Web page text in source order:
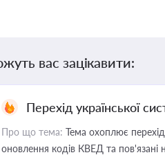
вас зацікавити:
Перехід української
Про що тема: Тема охоплює перехід
оновлення кодів КВЕД та пов'язані